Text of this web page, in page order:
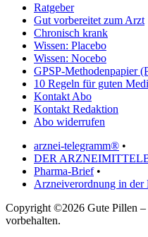
Ratgeber
Gut vorbereitet zum Arzt
Chronisch krank
Wissen: Placebo
Wissen: Nocebo
GPSP-Methodenpapier
10 Regeln für guten
Kontakt Abo
Kontakt Redaktion
Abo widerrufen
arznei-telegramm® •
DER
Pharma-Brief•
Arzneiverordnung in der
Copyright ©2026 Gute Pillen –
vorbehalten.